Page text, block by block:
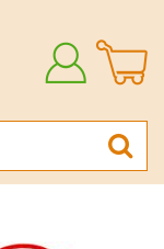
Přihlásit